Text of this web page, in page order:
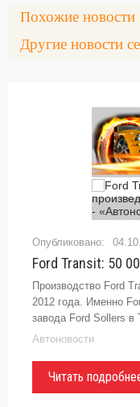
Похожие новости
Другие новости
Производство Ford
2012 года. Именно
завода Ford Sollers в
Елабуге
Автоновости
Читать